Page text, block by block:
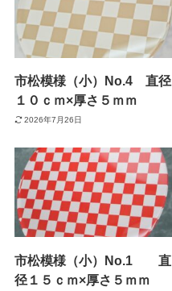
市松模様（小）No.4 直径
１０ｃｍ×厚さ５ｍｍ
2026年7月26日
市松模様（小）No.1 直
径１５ｃｍ×厚さ５ｍｍ